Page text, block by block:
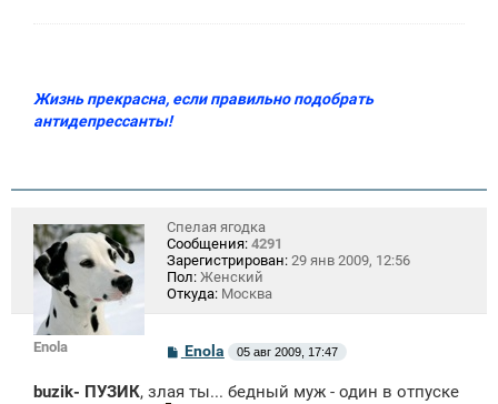
Жизнь прекрасна, если правильно подобрать
антидепрессанты!
Enola
Спелая ягодка
Сообщения: 4291
Зарегистрирован: 29 янв 2009, 12:56
Пол: Женский
Откуда: Москва
С
о
б
Enola 05 авг 2009, 17:47
buzik- ПУЗИК, злая ты... бедный муж - один в отпуске